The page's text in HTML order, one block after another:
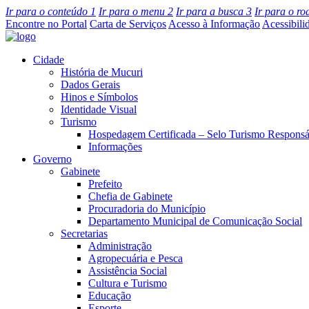
Ir para o conteúdo 1 Ir para o menu 2 Ir para a busca 3 Ir para o
Encontre no Portal Carta de Serviços Acesso à Informação
Cidade
História de Mucuri
Dados Gerais
Hinos e Símbolos
Identidade Visual
Turismo
Hospedagem Certificada – Selo Turismo
Informações
Governo
Gabinete
Prefeito
Chefia de Gabinete
Procuradoria do Município
Departamento Municipal de Comunicação Social
Secretarias
Administração
Agropecuária e Pesca
Assistência Social
Cultura e Turismo
Educação